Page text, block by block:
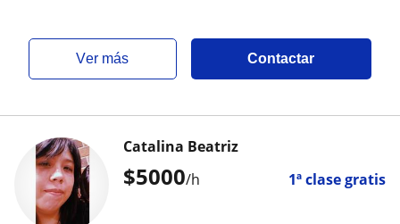
ver más Contactar
$5000/h 1ª clase gratis
Catalina Beatriz